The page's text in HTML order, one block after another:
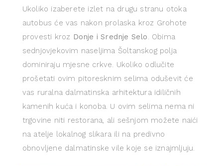
Ukoliko izaberete izlet na drugu stranu otoka
autobus će vas nakon prolaska kroz Grohote
provesti kroz Donje i Srednje Selo. Obima
sednjovjekovim naseljima Šoltanskog polja
dominiraju mjesne crkve. Ukoliko odlučite
prošetati ovim pitoresknim selima oduševit će
vas ruralna dalmatinska arhitektura idiličnih
kamenih kuća i konoba. U ovim selima nema ni
trgovine niti restorana, ali sešnjom možete naići
na atelje lokalnog slikara ili na predivno
obnovljene dalmatinske vile koje se iznajmljuju.